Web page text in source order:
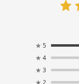
★ 5
★ 4
★ 3
★ 2